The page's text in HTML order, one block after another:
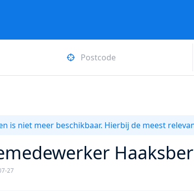
is niet meer beschikbaar. Hierbij de meest
27